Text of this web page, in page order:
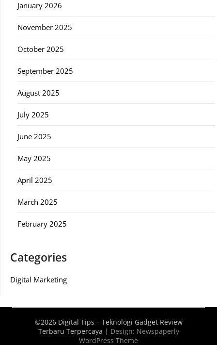
January 2026
November 2025
October 2025
September 2025
August 2025
July 2025
June 2025
May 2025
April 2025
March 2025
February 2025
Categories
Digital Marketing
©2026 Digital Tips – Teknologi Gadget Review
Terbaru Terpercaya | Design: Newspaperly
WordPress Theme